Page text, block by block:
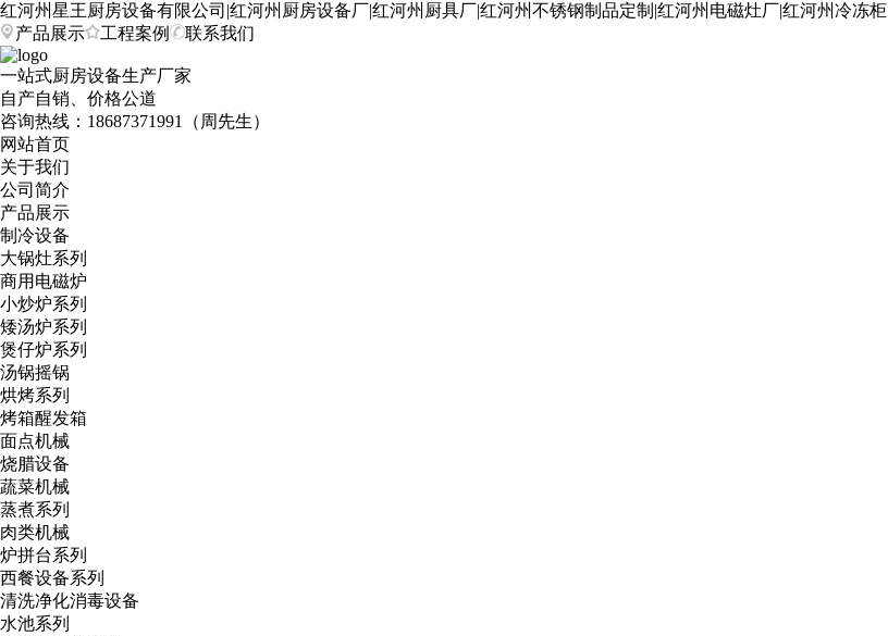
红河州星王厨房设备有限公司|红河州厨房设备厂|红河州厨具厂|红河州不锈钢制品定制|红河州电磁灶厂|红河州冷冻柜
产品展示
工程案例 联系我们
一站式厨房设备生产厂家
自产自销、价格公道
咨询热线： 18687371991（周先生）
网站首页
关于我们
公司简介
产品展示
制冷设备
大锅灶系列
商用电磁炉
小炒炉系列
矮汤炉系列
煲仔炉系列
汤锅摇锅
烘烤系列
烤箱醒发箱
面点机械
烧腊设备
蔬菜机械
蒸煮系列
肉类机械
炉拼台系列
西餐设备系列
清洗净化消毒设备
水池系列